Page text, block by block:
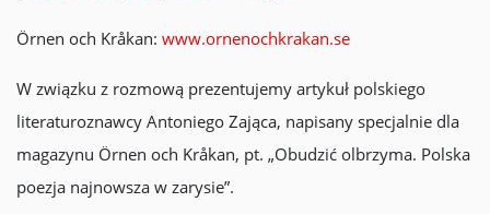
Örnen och Kråkan: www.ornenochkrakan.se
W związku z rozmową prezentujemy artykuł polskiego
literaturoznawcy Antoniego Zająca, napisany specjalnie dla
magazynu Örnen och Kråkan, pt. „Obudzić olbrzyma. Polska
poezja najnowsza w zarysie”.